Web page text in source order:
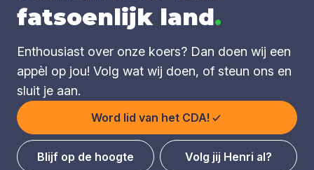
fatsoenlijk land.
Enthousiast over onze koers? Dan doen wij een
appèl op jou! Volg wat wij doen, of steun ons en
sluit je aan.
Word lid van het CDA!
Blijf op de hoogte Volg jij Henri al?